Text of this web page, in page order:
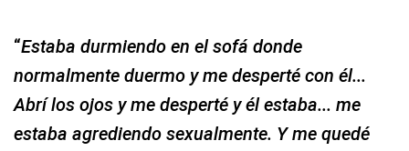
“Estaba durmiendo en el sofá donde
normalmente duermo y me desperté con él...
Abrí los ojos y me desperté y él estaba... me
estaba agrediendo sexualmente. Y me quedé